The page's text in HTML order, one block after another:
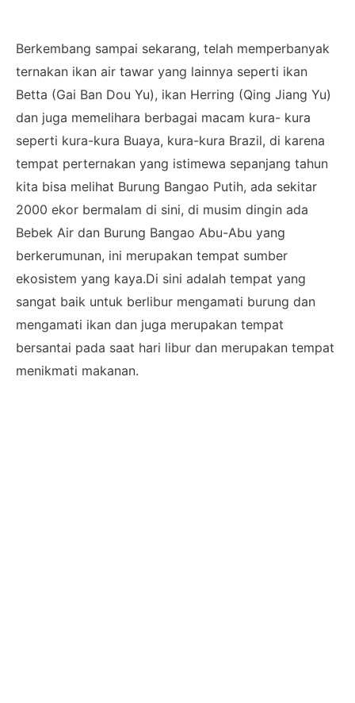
Berkembang sampai sekarang, telah memperbanyak
ternakan ikan air tawar yang lainnya seperti ikan
Betta (Gai Ban Dou Yu), ikan Herring (Qing Jiang Yu)
dan juga memelihara berbagai macam kura- kura
seperti kura-kura Buaya, kura-kura Brazil, di karena
tempat perternakan yang istimewa sepanjang tahun
kita bisa melihat Burung Bangao Putih, ada sekitar
2000 ekor bermalam di sini, di musim dingin ada
Bebek Air dan Burung Bangao Abu-Abu yang
berkerumunan, ini merupakan tempat sumber
ekosistem yang kaya.Di sini adalah tempat yang
sangat baik untuk berlibur mengamati burung dan
mengamati ikan dan juga merupakan tempat
bersantai pada saat hari libur dan merupakan tempat
menikmati makanan.